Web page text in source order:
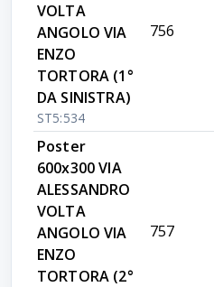
VOLTA
ANGOLO VIA
ENZO
TORTORA (1°
DA SINISTRA)
ST5:534
756
Poster
600x300 VIA
ALESSANDRO
VOLTA
ANGOLO VIA
ENZO
TORTORA (2°
757